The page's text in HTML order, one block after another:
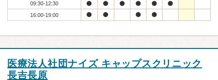
09:30-12:30
16:00-19:00
医療法人社団ナイズ キャップスクリニック
長吉長原